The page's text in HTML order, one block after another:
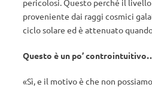
pericolosi. Questo perché il
proveniente dai raggi cosmici
ciclo solare ed è attenuato
Questo è un po’
«Sì, e il motivo è che non